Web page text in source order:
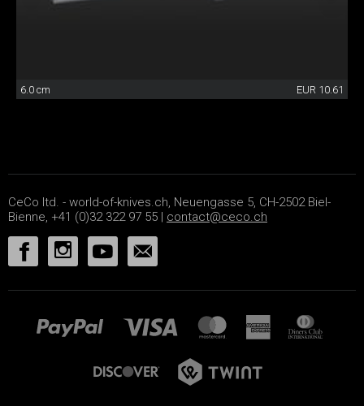
6.0 cm EUR 10.61
CeCo ltd. - world-of-knives.ch, Neuengasse 5, CH-2502 Biel-
Bienne, +41 (0)32 322 97 55 | contact@ceco.ch